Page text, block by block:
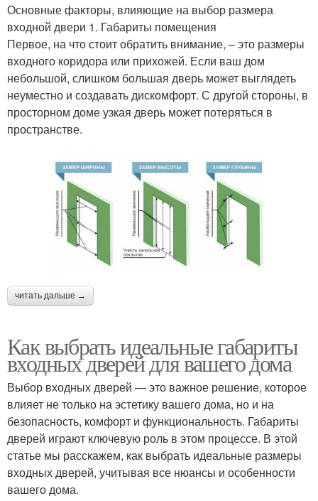
Основные факторы, влияющие на выбор размера
входной двери 1. Габариты помещения
Первое, на что стоит обратить внимание, – это размеры
входного коридора или прихожей. Если ваш дом
небольшой, слишком большая дверь может выглядеть
неуместно и создавать дискомфорт. С другой стороны, в
просторном доме узкая дверь может потеряться в
пространстве.
читать дальше →
Как выбрать идеальные габариты
входных дверей для вашего дома
Выбор входных дверей — это важное решение, которое
влияет не только на эстетику вашего дома, но и на
безопасность, комфорт и функциональность. Габариты
дверей играют ключевую роль в этом процессе. В этой
статье мы расскажем, как выбрать идеальные размеры
входных дверей, учитывая все нюансы и особенности
вашего дома.